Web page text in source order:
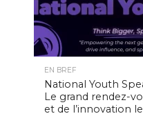
EN BREF
National Youth
Le grand rendez-
et de l’innovation